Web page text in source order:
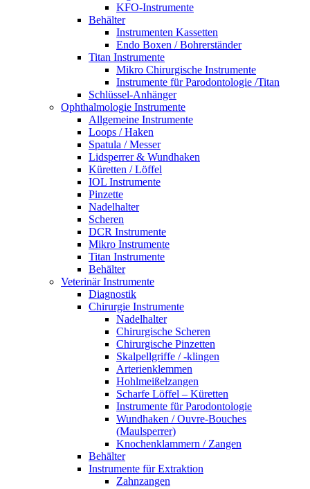
KFO-Instrumente
Behälter
Instrumenten Kassetten
Endo Boxen / Bohrerständer
Titan Instrumente
Mikro Chirurgische Instrumente
Instrumente für Parodontologie /Titan
Schlüssel-Anhänger
Ophthalmologie Instrumente
Allgemeine Instrumente
Loops / Haken
Spatula / Messer
Lidsperrer & Wundhaken
Küretten / Löffel
IOL Instrumente
Pinzette
Nadelhalter
Scheren
DCR Instrumente
Mikro Instrumente
Titan Instrumente
Behälter
Veterinär Instrumente
Diagnostik
Chirurgie Instrumente
Nadelhalter
Chirurgische Scheren
Chirurgische Pinzetten
Skalpellgriffe / -klingen
Arterienklemmen
Hohlmeißelzangen
Scharfe Löffel – Küretten
Instrumente für Parodontologie
Wundhaken / Ouvre-Bouches
(Maulsperrer)
Knochenklammern / Zangen
Behälter
Instrumente für Extraktion
Zahnzangen